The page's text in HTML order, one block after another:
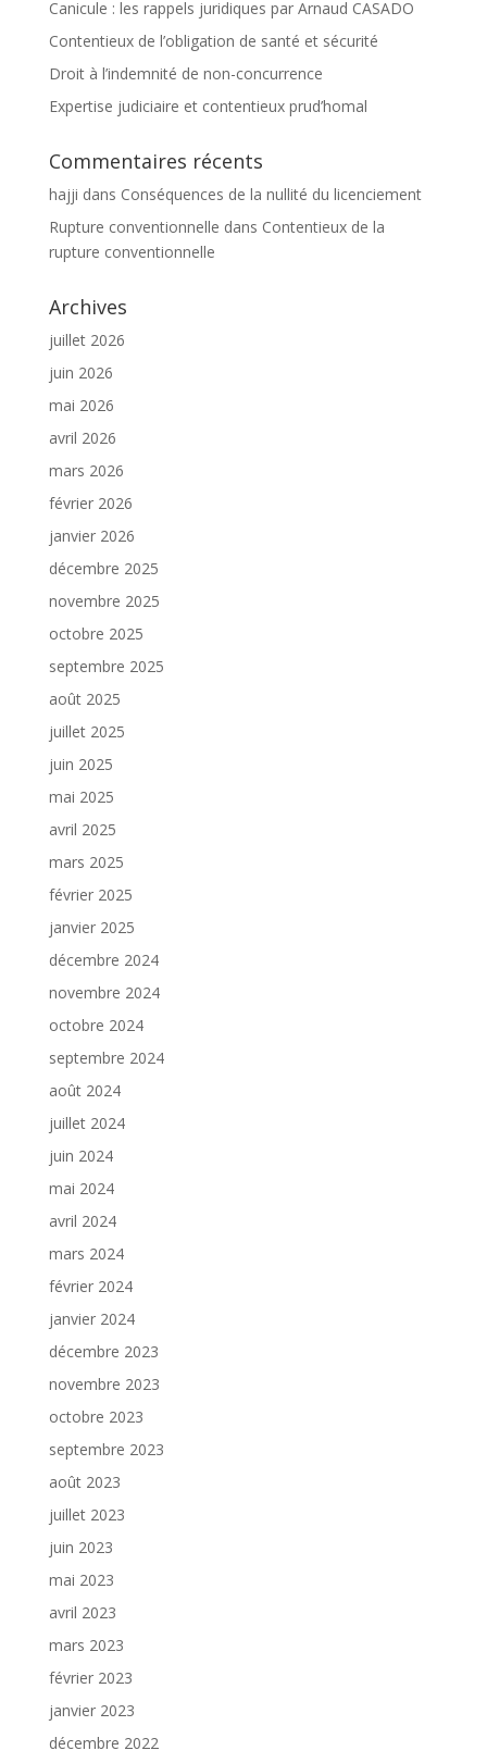
Canicule : les rappels juridiques par Arnaud CASADO
Contentieux de l’obligation de santé et sécurité
Droit à l’indemnité de non-concurrence
Expertise judiciaire et contentieux prud’homal
Commentaires récents
hajji dans Conséquences de la nullité du licenciement
Rupture conventionnelle dans Contentieux de la
rupture conventionnelle
Archives
juillet 2026
juin 2026
mai 2026
avril 2026
mars 2026
février 2026
janvier 2026
décembre 2025
novembre 2025
octobre 2025
septembre 2025
août 2025
juillet 2025
juin 2025
mai 2025
avril 2025
mars 2025
février 2025
janvier 2025
décembre 2024
novembre 2024
octobre 2024
septembre 2024
août 2024
juillet 2024
juin 2024
mai 2024
avril 2024
mars 2024
février 2024
janvier 2024
décembre 2023
novembre 2023
octobre 2023
septembre 2023
août 2023
juillet 2023
juin 2023
mai 2023
avril 2023
mars 2023
février 2023
janvier 2023
décembre 2022